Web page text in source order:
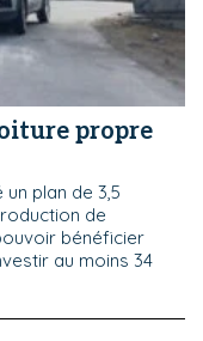
propre
plan de 3,5
de
bénéficier
au moins 34